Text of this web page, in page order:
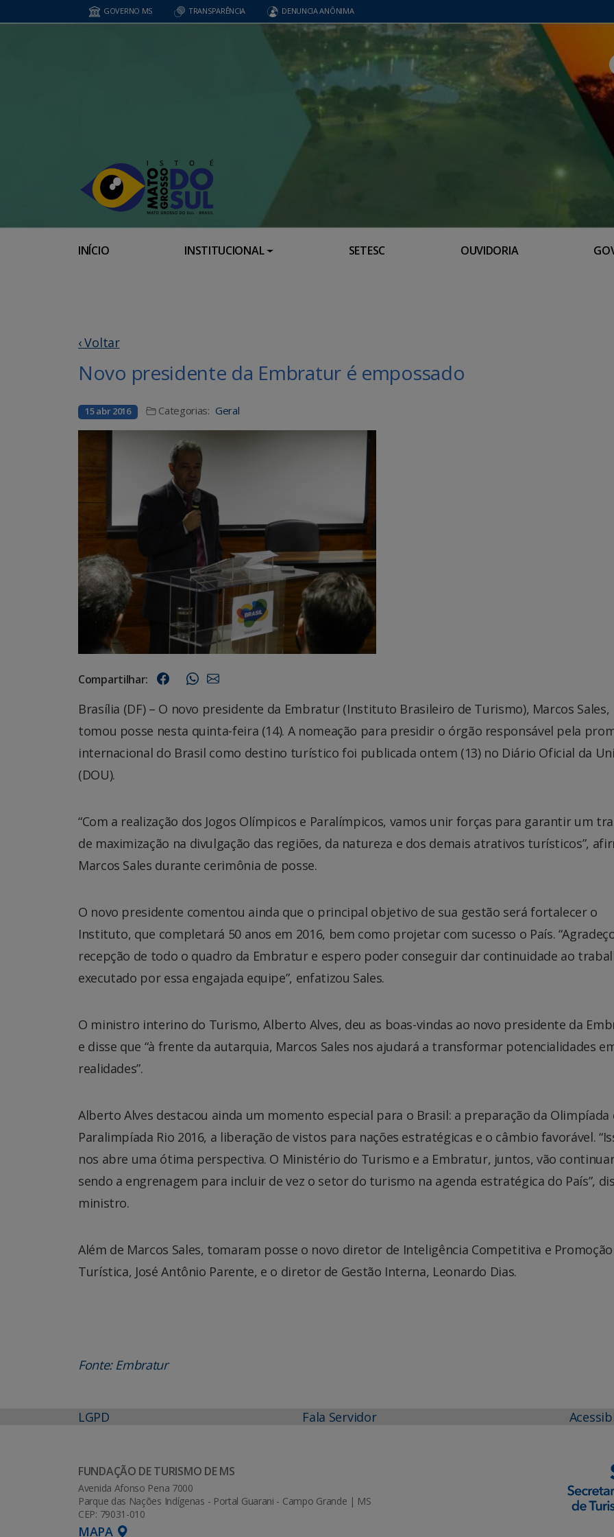
GOVERNO MS TRANSPARÊNCIA DENUNCIA ANÔNIMA
INÍCIO INSTITUCIONAL SETESC OUVIDORIA
‹ Voltar
Novo presidente da Embratur é empossado
15 abr 2016 Categorias: Geral
Compartilhar:
Brasília (DF) – O novo presidente da Embratur (Instituto Brasileiro de Turismo), Marcos Sales,
tomou posse nesta quinta-feira (14). A nomeação para presidir o órgão responsável pela
internacional do Brasil como destino turístico foi publicada ontem (13) no Diário Oficial da
(DOU).
“Com a realização dos Jogos Olímpicos e Paralímpicos, vamos unir forças para garantir um
de maximização na divulgação das regiões, da natureza e dos demais atrativos turísticos”,
Marcos Sales durante cerimônia de posse.
O novo presidente comentou ainda que o principal objetivo de sua gestão será fortalecer o
Instituto, que completará 50 anos em 2016, bem como projetar com sucesso o País.
recepção de todo o quadro da Embratur e espero poder conseguir dar continuidade ao
executado por essa engajada equipe”, enfatizou Sales.
O ministro interino do Turismo, Alberto Alves, deu as boas-vindas ao novo presidente da
e disse que “à frente da autarquia, Marcos Sales nos ajudará a transformar potencialidades
realidades”.
Alberto Alves destacou ainda um momento especial para o Brasil: a preparação da Olimpíada
Paralimpíada Rio 2016, a liberação de vistos para nações estratégicas e o câmbio favorável.
nos abre uma ótima perspectiva. O Ministério do Turismo e a Embratur, juntos, vão
sendo a engrenagem para incluir de vez o setor do turismo na agenda estratégica do País”,
ministro.
Além de Marcos Sales, tomaram posse o novo diretor de Inteligência Competitiva e Promoção
Turística, José Antônio Parente, e o diretor de Gestão Interna, Leonardo Dias.
Fonte: Embratur
LGPD Fala Servidor
FUNDAÇÃO DE TURISMO DE MS
Avenida Afonso Pena 7000
Parque das Nações Indígenas - Portal Guarani - Campo Grande | MS
CEP: 79031-010
MAPA